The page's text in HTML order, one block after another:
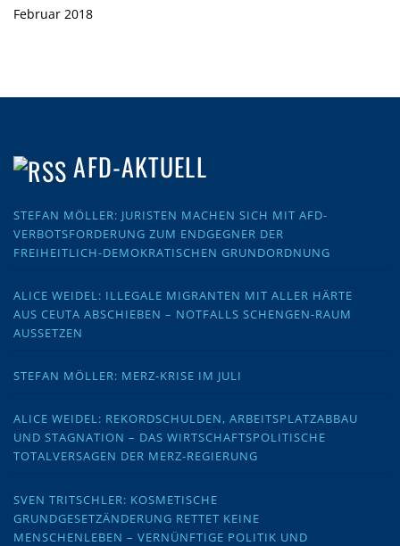
Februar 2018
AFD-AKTUELL
STEFAN MÖLLER: JURISTEN MACHEN SICH MIT AFD-
VERBOTSFORDERUNG ZUM ENDGEGNER DER
FREIHEITLICH-DEMOKRATISCHEN GRUNDORDNUNG
ALICE WEIDEL: ILLEGALE MIGRANTEN MIT ALLER HÄRTE
AUS CEUTA ABSCHIEBEN – NOTFALLS SCHENGEN-RAUM
AUSSETZEN
STEFAN MÖLLER: MERZ-KRISE IM JULI
ALICE WEIDEL: REKORDSCHULDEN, ARBEITSPLATZABBAU
UND STAGNATION – DAS WIRTSCHAFTSPOLITISCHE
TOTALVERSAGEN DER MERZ-REGIERUNG
SVEN TRITSCHLER: KOSMETISCHE
GRUNDGESETZÄNDERUNG RETTET KEINE
MENSCHENLEBEN – VERNÜNFTIGE POLITIK UND